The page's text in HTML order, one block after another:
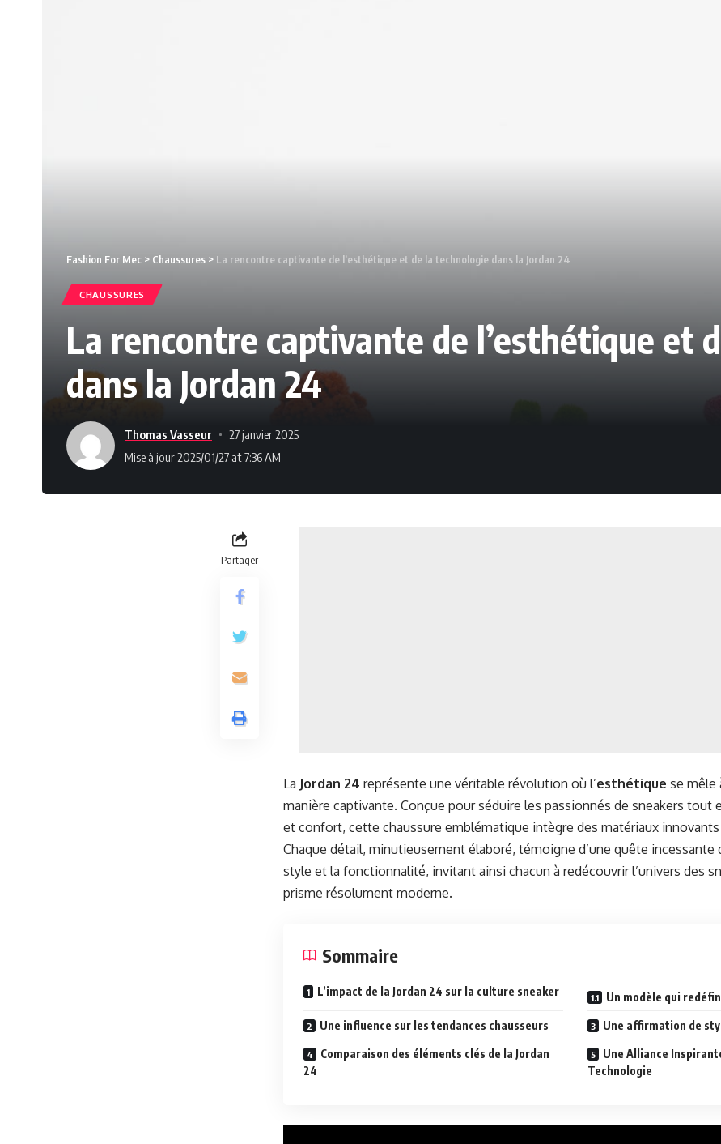
Fashion For Mec > Chaussures > La rencontre captivante de l’esthétique et de la technologie dans la Jordan 24
CHAUSSURES
La rencontre captivante de l’esthétique et
dans la Jordan 24
Thomas Vasseur
27 janvier 2025
Mise à jour 2025/01/27 at 7:36 AM
Partager
La Jordan 24 représente une véritable révolution où l’esthétique se mêle
manière captivante. Conçue pour séduire les passionnés de sneakers tout
et confort, cette chaussure emblématique intègre des matériaux
Chaque détail, minutieusement élaboré, témoigne d’une quête incessante
style et la fonctionnalité, invitant ainsi chacun à redécouvrir l’univers des
prisme résolument moderne.
Sommaire
L’impact de la Jordan 24 sur la culture sneaker Un modèle qui
Une influence sur les tendances chausseurs Une affirmation de
Comparaison des éléments clés de la Jordan
24
Une Alliance
Technologie